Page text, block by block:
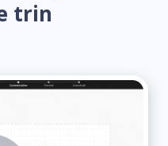
trin